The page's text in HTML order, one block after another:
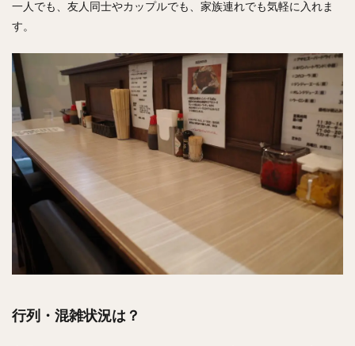
一人でも、友人同士やカップルでも、家族連れでも気軽に入れま
す。
行列・混雑状況は？